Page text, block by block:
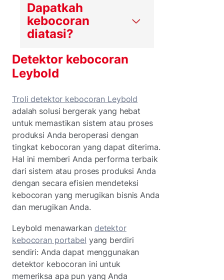
Dapatkah
kebocoran
diatasi?
Detektor kebocoran
Leybold
Troli detektor kebocoran Leybold
adalah solusi bergerak yang hebat
untuk memastikan sistem atau proses
produksi Anda beroperasi dengan
tingkat kebocoran yang dapat diterima.
Hal ini memberi Anda performa terbaik
dari sistem atau proses produksi Anda
dengan secara efisien mendeteksi
kebocoran yang merugikan bisnis Anda
dan merugikan Anda.
Leybold menawarkan detektor
kebocoran portabel yang berdiri
sendiri: Anda dapat menggunakan
detektor kebocoran ini untuk
memeriksa apa pun yang Anda